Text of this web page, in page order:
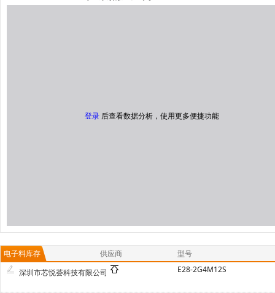
登录 后查看数据分析，使用更多便捷功能
电子料库存 供应商
型号
深圳市芯悦荟科技有限公司
E28-2G4M12S